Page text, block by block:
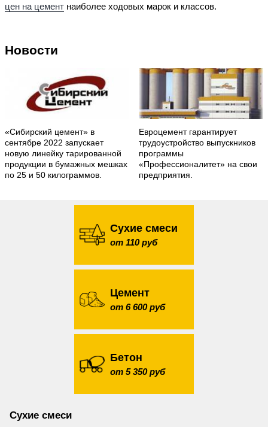
цен на цемент наиболее ходовых марок и классов.
Новости
«Сибирский цемент» в
сентябре 2022 запускает
новую линейку тарированной
продукции в бумажных мешках
по 25 и 50 килограммов.
Евроцемент гарантирует
трудоустройство выпускников
программы
«Профессионалитет» на свои
предприятия.
Сухие смеси
от 110 руб
Цемент
от 6 600 руб
Бетон
от 5 350 руб
Сухие смеси